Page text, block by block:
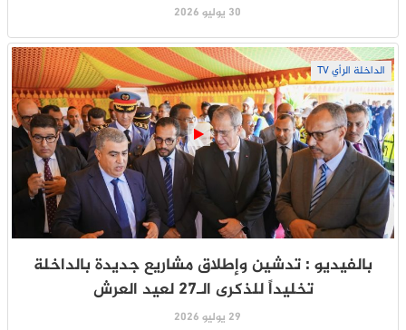
30 يوليو 2026
الداخلة الرأي TV
بالفيديو : تدشين وإطلاق مشاريع جديدة بالداخلة
تخليداً للذكرى الـ27 لعيد العرش
29 يوليو 2026